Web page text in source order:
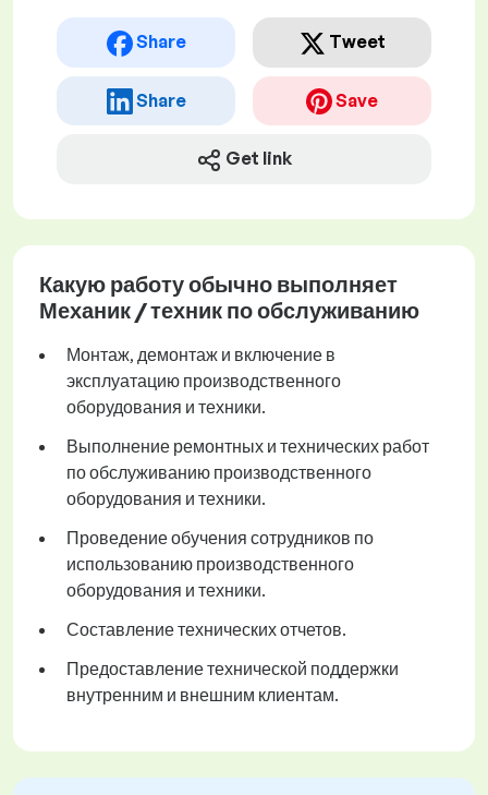
Share Tweet
Share Save
Get link
Какую работу обычно выполняет
Механик / техник по обслуживанию
Монтаж, демонтаж и включение в
эксплуатацию производственного
оборудования и техники.
Выполнение ремонтных и технических работ
по обслуживанию производственного
оборудования и техники.
Проведение обучения сотрудников по
использованию производственного
оборудования и техники.
Составление технических отчетов.
Предоставление технической поддержки
внутренним и внешним клиентам.